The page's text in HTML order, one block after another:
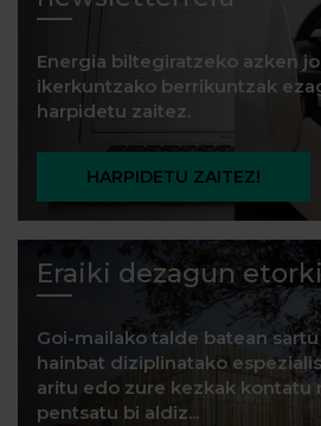
Energia biltegiratzeko azken
ikerkuntzako berrikuntzak
harpidetu zaitez.
HARPIDETU ZAITEZ!
Eraiki dezagun
Goi-mailako talde batean
hainbat diziplinatako
aritu edo zure kezkak kontatu
pentsatu bi aldiz...